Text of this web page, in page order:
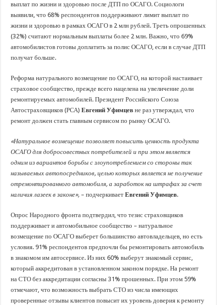
выплат по жизни и здоровью после ДТП по ОСАГО. Социологи
выявили, что 68% респондентов поддерживают лимит выплат по
жизни и здоровью в рамках ОСАГО в 2 млн рублей. Треть опрошенных
(32%) считают нормальным выплаты более 2 млн. Важно, что 69%
автомобилистов готовы доплатить за полис ОСАГО, если в случае ДТП
получат больше.
Реформа натурального возмещение по ОСАГО, на которой настаивает
страховое сообщество, прежде всего нацелена на увеличение доли
ремонтируемых автомобилей. Президент Российского Союза
Автостраховщиков (РСА)Евгений Уфимцев не раз утверждал, что
ремонт должен стать главным сервисом по рынку ОСАГО.
«Натуральное возмещение позволяет повысить ценность продукта
ОСАГО для добросовестных потребителей и при этом является
одним из вариантов борьбы с злоупотреблением со стороны так
называемых автопосредников, целью которых является не получение
отремонтированного автомобиля, а заработок на штрафах за счет
наличия лазеек в законе», – подчеркиваетЕвгений Уфимцев.
Опрос Народного фронта подтвердил, что тезис страховщиков
поддерживает и автомобильное сообщество – натуральное
возмещение по ОСАГО выберет большинство автовладельцев, но есть
условия. 91% респондентов предпочли бы ремонтировать автомобиль
в знакомом им автосервисе. Из них 60% выберут знакомый сервис,
который аккредитован в установленном законом порядке. На ремонт
на СТО без аккредитации согласны 31% прошенных. При этом 59%
отмечают, что возможность выбрать СТО из числа имеющих
проверенные отзывы клиентов повысит их уровень доверия к ремонту